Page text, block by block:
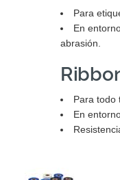
Para
En
abrasión.
Para todo
En